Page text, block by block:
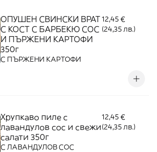
ОПУШЕН СВИНСКИ ВРАТ
С КОСТ С БАРБЕКЮ СОС
И ПЪРЖЕНИ КАРТОФИ
350г
12,45 €
(24,35 лв.)
С ПЪРЖЕНИ КАРТОФИ
Хрупкаво пиле с
лавандулов сос и свежи
салати 350г
12,45 €
(24,35 лв.)
С ЛАВАНДУЛОВ СОС